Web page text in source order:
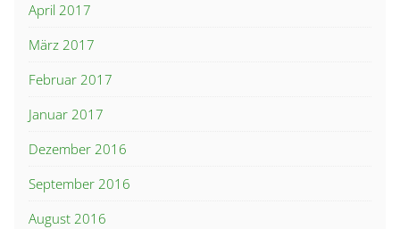
April 2017
März 2017
Februar 2017
Januar 2017
Dezember 2016
September 2016
August 2016